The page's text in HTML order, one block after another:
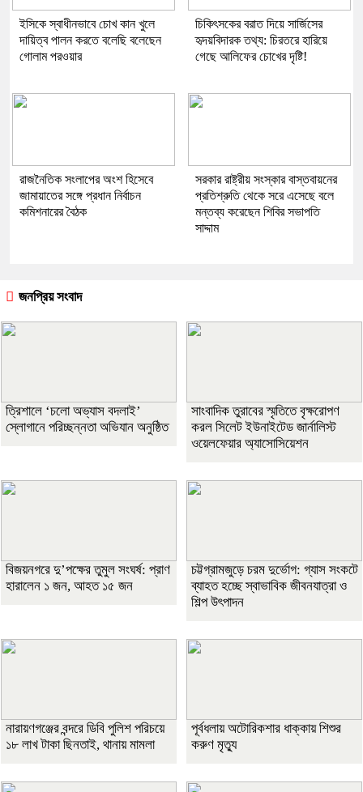
ইসিকে স্বাধীনভাবে চোখ কান খুলে
দায়িত্ব পালন করতে বলেছি বলেছেন
গোলাম পরওয়ার
চিকিৎসকের বরাত দিয়ে সার্জিসের
হৃদয়বিদারক তথ্য: চিরতরে হারিয়ে
গেছে আলিফের চোখের দৃষ্টি!
রাজনৈতিক সংলাপের অংশ হিসেবে
জামায়াতের সঙ্গে প্রধান নির্বাচন
কমিশনারের বৈঠক
সরকার রাষ্ট্রীয় সংস্কার বাস্তবায়নের
প্রতিশ্রুতি থেকে সরে এসেছে বলে
মন্তব্য করেছেন শিবির সভাপতি
সাদ্দাম
জনপ্রিয় সংবাদ
‎ত্রিশালে ‘চলো অভ্যাস বদলাই’
স্লোগানে পরিচ্ছন্নতা অভিযান অনুষ্ঠিত
সাংবাদিক তুরাবের স্মৃতিতে বৃক্ষরোপণ
করল সিলেট ইউনাইটেড জার্নালিস্ট
ওয়েলফেয়ার অ্যাসোসিয়েশন
বিজয়নগরে দু’পক্ষের তুমুল সংঘর্ষ: প্রাণ
হারালেন ১ জন, আহত ১৫ জন
চট্টগ্রামজুড়ে চরম দুর্ভোগ: গ্যাস সংকটে
ব্যাহত হচ্ছে স্বাভাবিক জীবনযাত্রা ও
শিল্প উৎপাদন
নারায়ণগঞ্জের বন্দরে ডিবি পুলিশ পরিচয়ে
১৮ লাখ টাকা ছিনতাই, থানায় মামলা
পূর্বধলায় অটোরিকশার ধাক্কায় শিশুর
করুণ মৃত্যু